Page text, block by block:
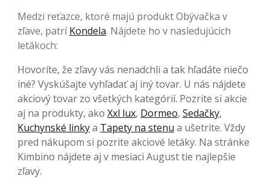
Medzi reťazce, ktoré majú produkt Obývačka v
zľave, patríKondela. Nájdete ho v nasledujúcich
letákoch:
Hovoríte, že zľavy vás nenadchli a tak hľadáte niečo
iné? Vyskúšajte vyhľadať aj iný tovar. U nás nájdete
akciový tovar zo všetkých kategórií. Pozrite si akcie
aj na produkty, ako Xxl lux, Dormeo, Sedačky,
Kuchynské linkya Tapety na stenu a ušetrite. Vždy
pred nákupom si pozrite akciové letáky. Na stránke
Kimbino nájdete aj v mesiaci August tie najlepšie
zľavy.